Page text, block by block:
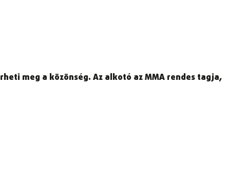
meg a közönség. Az alkotó az MMA rendes tagja,